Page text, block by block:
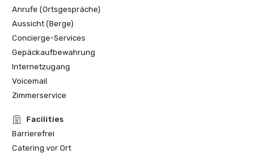
Anrufe (Ortsgespräche)
Aussicht (Berge)
Concierge-Services
Gepäckaufbewahrung
Internetzugang
Voicemail
Zimmerservice
Facilities
Barrierefrei
Catering vor Ort